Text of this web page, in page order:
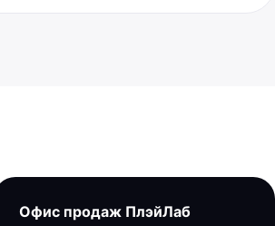
Офис продаж ПлэйЛаб